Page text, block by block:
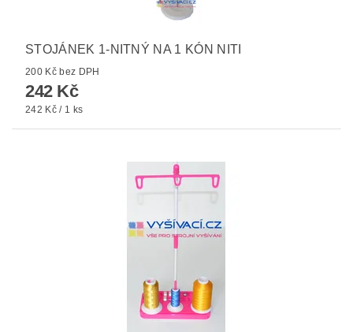
STOJÁNEK 1-NITNÝ NA 1 KÓN NITI
200 Kč bez DPH
242 Kč
242 Kč / 1 ks